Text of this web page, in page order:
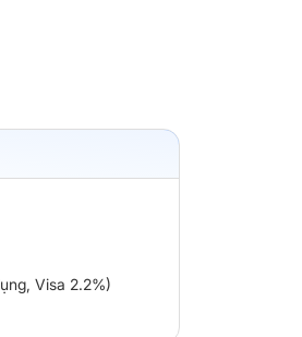
Visa 2.2%)